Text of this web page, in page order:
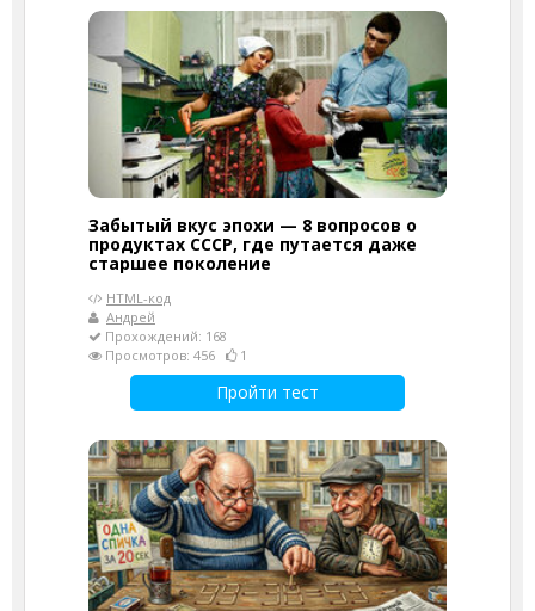
Забытый вкус эпохи — 8 вопросов о
продуктах СССР, где путается даже
старшее поколение
HTML-код
Андрей
Прохождений: 168
Просмотров: 456
1
Пройти тест